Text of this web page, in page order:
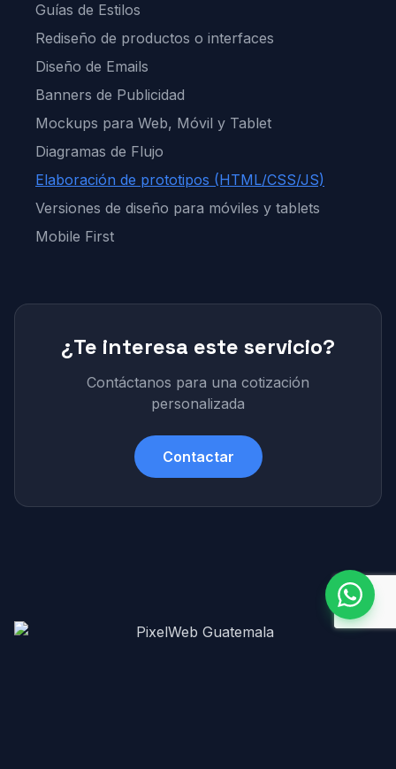
Guías de Estilos
Rediseño de productos o interfaces
Diseño de Emails
Banners de Publicidad
Mockups para Web, Móvil y Tablet
Diagramas de Flujo
Elaboración de prototipos (HTML/CSS/JS)
Versiones de diseño para móviles y tablets
Mobile First
¿Te interesa este servicio?
Contáctanos para una cotización
personalizada
Contactar